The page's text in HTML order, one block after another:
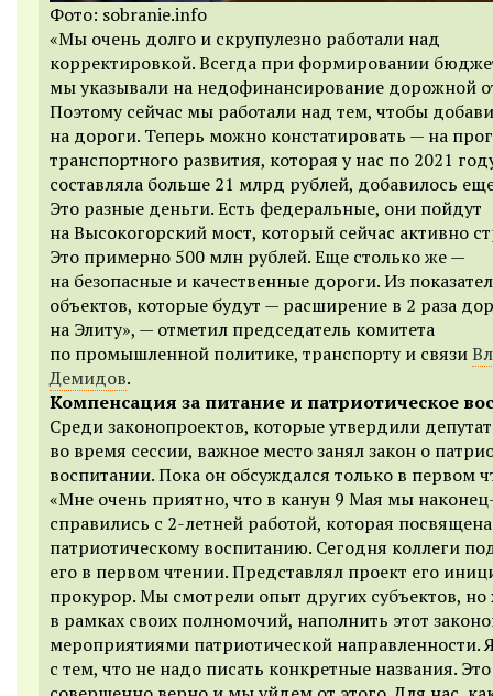
Фото: sobranie.info
«Мы очень долго и скрупулезно работали над
корректировкой. Всегда при формировании
мы указывали на недофинансирование дорожной
Поэтому сейчас мы работали над тем, чтобы
на дороги. Теперь можно констатировать — на
транспортного развития, которая у нас по 2021
составляла больше 21 млрд рублей, добавилось
Это разные деньги. Есть федеральные, они пойдут
на Высокогорский мост, который сейчас активно
Это примерно 500 млн рублей. Еще столько же —
на безопасные и качественные дороги. Из
объектов, которые будут — расширение в 2 раза
на Элиту», — отметил председатель комитета
по промышленной политике, транспорту и связи
Демидов.
Компенсация за питание и патриотическое
Среди законопроектов, которые утвердили
во время сессии, важное место занял закон о
воспитании. Пока он обсуждался только в первом
«Мне очень приятно, что в канун 9 Мая мы
справились с 2-летней работой, которая посвящена
патриотическому воспитанию. Сегодня коллеги
его в первом чтении. Представлял проект его
прокурор. Мы смотрели опыт других субъектов, но
в рамках своих полномочий, наполнить этот
мероприятиями патриотической направленности.
с тем, что не надо писать конкретные названия. Это